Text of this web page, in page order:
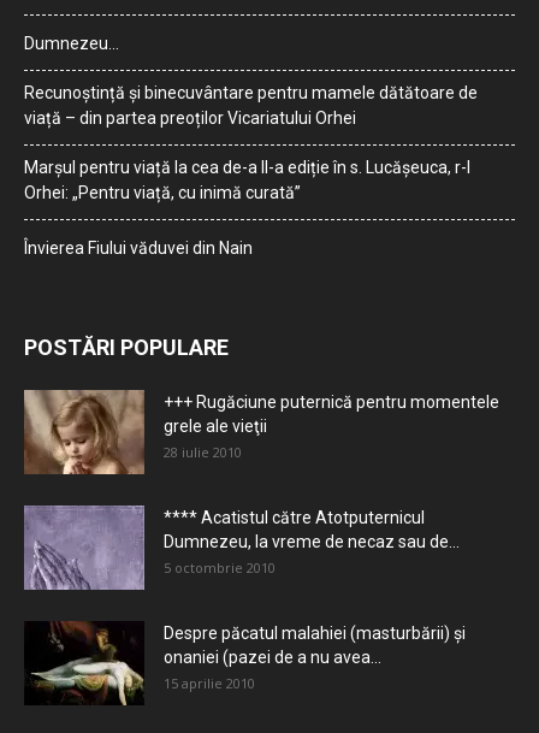
Dumnezeu…
Recunoștință și binecuvântare pentru mamele dătătoare de
viață – din partea preoților Vicariatului Orhei
Marșul pentru viață la cea de-a II-a ediție în s. Lucășeuca, r-l
Orhei: „Pentru viață, cu inimă curată”
Învierea Fiului văduvei din Nain
POSTĂRI POPULARE
+++ Rugăciune puternică pentru momentele
grele ale vieţii
28 iulie 2010
**** Acatistul către Atotputernicul
Dumnezeu, la vreme de necaz sau de...
5 octombrie 2010
Despre păcatul malahiei (masturbării) şi
onaniei (pazei de a nu avea...
15 aprilie 2010